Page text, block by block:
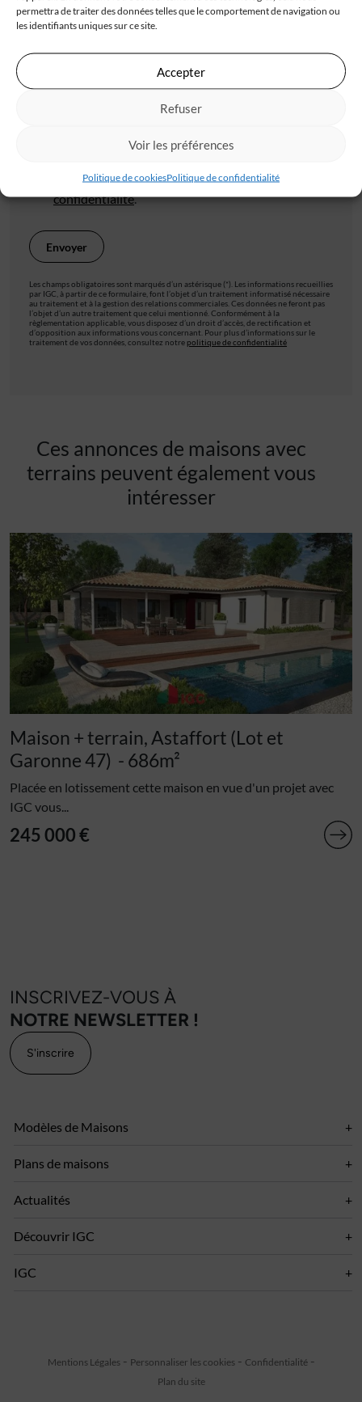
permettra de traiter des données telles que le comportement de navigation ou
les identifiants uniques sur ce site.
Accepter
Refuser
Voir les préférences
Politique de cookiesPolitique de confidentialité
Code postal*
J'accepte de recevoir les offres d'IGC
Je valide avoir pris connaissance de lapolitique de
confidentialité.
Les champs obligatoires sont marqués d’un astérisque (*). Les informations recueillies
par IGC, à partir de ce formulaire, font l’objet d’un traitement informatisé nécessaire
au traitement et à la gestion des relations commerciales. Ces données ne feront pas
l’objet d’un autre traitement que celui mentionné. Conformément à la
règlementation applicable, vous disposez d’un droit d’accès, de rectification et
d’opposition aux informations vous concernant. Pour plus d’informations sur le
traitement de vos données, consultez notre politique de confidentialité
Ces annonces de maisons avec
terrains peuvent également vous
intéresser
Maison + terrain, Astaffort (Lot et
Garonne 47) - 686m²
Placée en lotissement cette maison en vue d'un projet avec
IGC vous...
245 000 €
INSCRIVEZ-VOUS À
NOTRE NEWSLETTER !
S'inscrire
Modèles de Maisons
Plans de maisons
Actualités
Découvrir IGC
IGC
Mentions Légales Personnaliser les cookies
Confidentialité
Plan du site